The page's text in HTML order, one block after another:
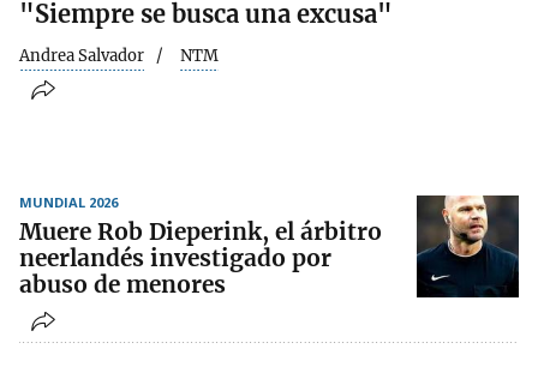
"Siempre se busca una excusa"
Andrea Salvador NTM
MUNDIAL 2026
Muere Rob Dieperink, el árbitro
neerlandés investigado por
abuso de menores